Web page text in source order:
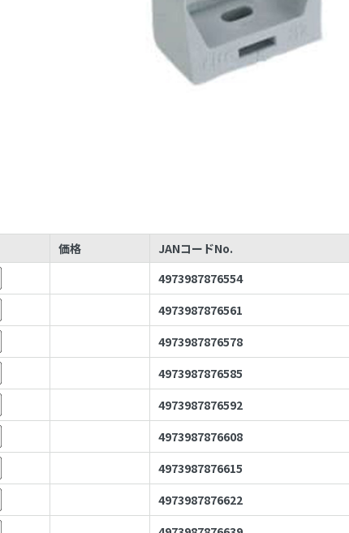
価格
JANコードNo.
4973987876554
4973987876561
4973987876578
4973987876585
4973987876592
4973987876608
4973987876615
4973987876622